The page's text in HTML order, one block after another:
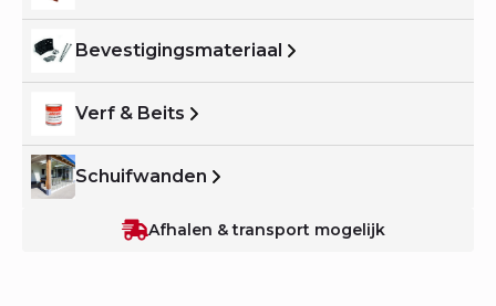
Bevestigingsmateriaal
Verf & Beits
Schuifwanden
Afhalen & transport mogelijk